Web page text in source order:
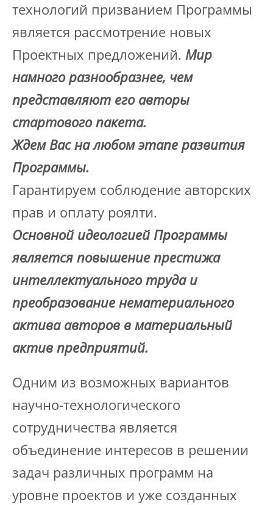
технологий призванием Программы
является рассмотрение новых
Проектных предложений. Мир
намного разнообразнее, чем
представляют его авторы
стартового пакета.
Ждем Вас на любом этапе развития
Программы.
Гарантируем соблюдение авторских
прав и оплату роялти.
Основной идеологией Программы
является повышение престижа
интеллектуального труда и
преобразование нематериального
актива авторов в материальный
актив предприятий.
Одним из возможных вариантов
научно-технологического
сотрудничества является
объединение интересов в решении
задач различных программ на
уровне проектов и уже созданных